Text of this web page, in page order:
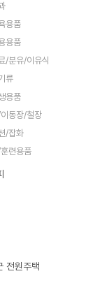
용품
용품
/분유/이유식
류
용품
동장/철장
/잡화
련용품
전원주택